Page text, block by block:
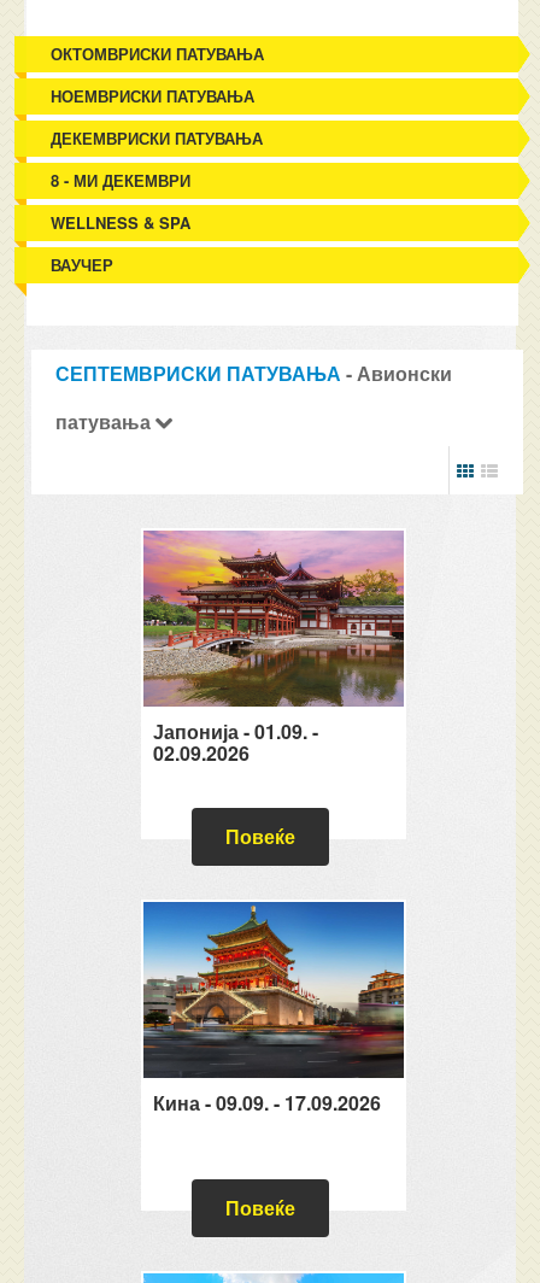
ОКТОМВРИСКИ ПАТУВАЊА
НОЕМВРИСКИ ПАТУВАЊА
ДЕКЕМВРИСКИ ПАТУВАЊА
8 - МИ ДЕКЕМВРИ
WELLNESS & SPA
ВАУЧЕР
СЕПТЕМВРИСКИ ПАТУВАЊА - Авионски
патувања
Јапонија - 01.09. -
02.09.2026
Повеќе
Кина - 09.09. - 17.09.2026
Повеќе